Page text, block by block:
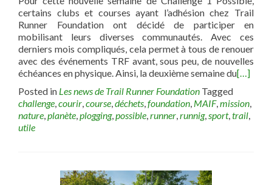
certains clubs et courses ayant l’adhésion chez Trail
Runner Foundation ont décidé de participer en
mobilisant leurs diverses communautés. Avec ces
derniers mois compliqués, cela permet à tous de renouer
avec des événements TRF avant, sous peu, de nouvelles
échéances en physique. Ainsi, la deuxième semaine du[…]
Posted in Les news de Trail Runner Foundation Tagged
challenge,courir,course,déchets,foundation, MAIF,mission,
nature,planète,plogging,possible,runner,runnig,sport,trail,
utile